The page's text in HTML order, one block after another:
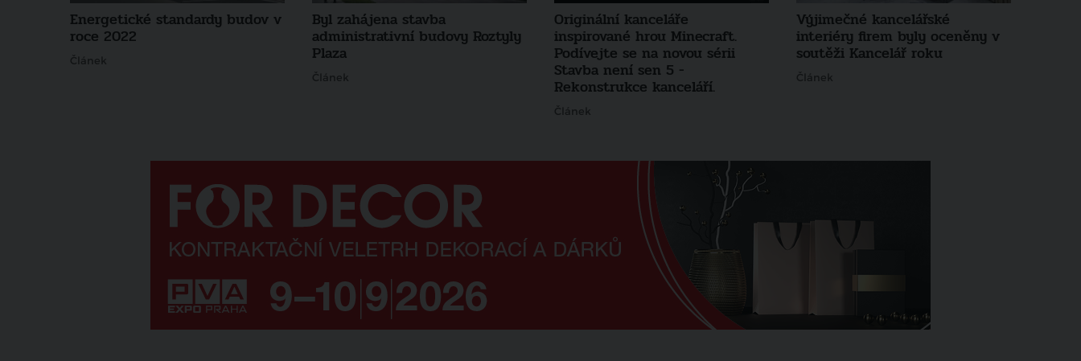
Energetické standardy budov v
roce 2022
Článek
Byl zahájena stavba
administrativní budovy Roztyly
Plaza
Článek
Originální kanceláře
inspirované hrou Minecraft.
Podívejte se na novou sérii
Stavba není sen 5 -
Rekonstrukce kanceláří.
Článek
Výjimečné kancelářské
interiéry firem byly oceněny v
soutěži Kancelář roku
Článek